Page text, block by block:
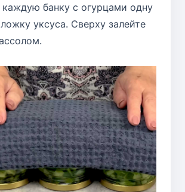
каждую банку с огурцами одну
уксуса. Сверху залейте